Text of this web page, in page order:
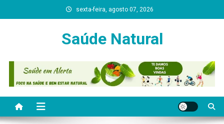
to
sexta-feira, agosto 07, 2026
Saúde Natural